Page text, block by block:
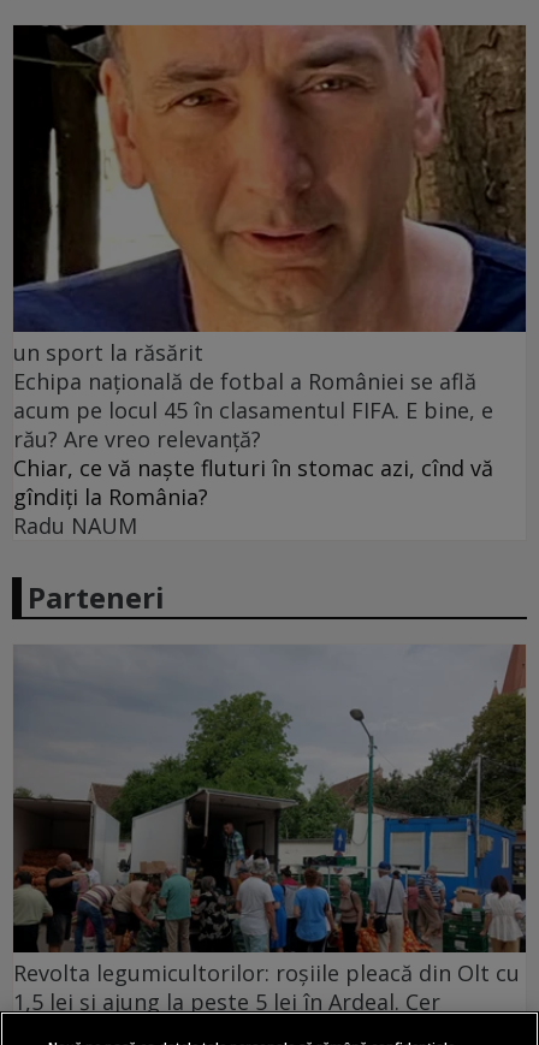
un sport la răsărit
Echipa națională de fotbal a României se află
acum pe locul 45 în clasamentul FIFA. E bine, e
rău? Are vreo relevanță?
Chiar, ce vă naște fluturi în stomac azi, cînd vă
gîndiți la România?
Radu NAUM
Parteneri
Revolta legumicultorilor: roșiile pleacă din Olt cu
1,5 lei și ajung la peste 5 lei în Ardeal. Cer